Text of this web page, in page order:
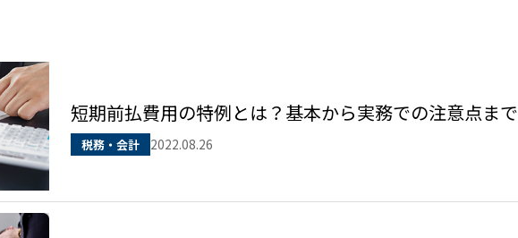
短期前払費用の特例とは？基本から実務での注意点まで
税務・会計 2022.08.26